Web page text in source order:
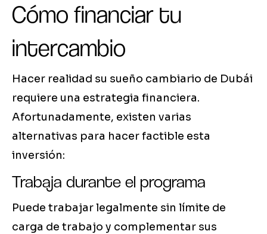
Cómo financiar tu
intercambio
Hacer realidad su sueño cambiario de Dubái
requiere una estrategia financiera.
Afortunadamente, existen varias
alternativas para hacer factible esta
inversión:
Trabaja durante el programa
Puede trabajar legalmente sin límite de
carga de trabajo y complementar sus